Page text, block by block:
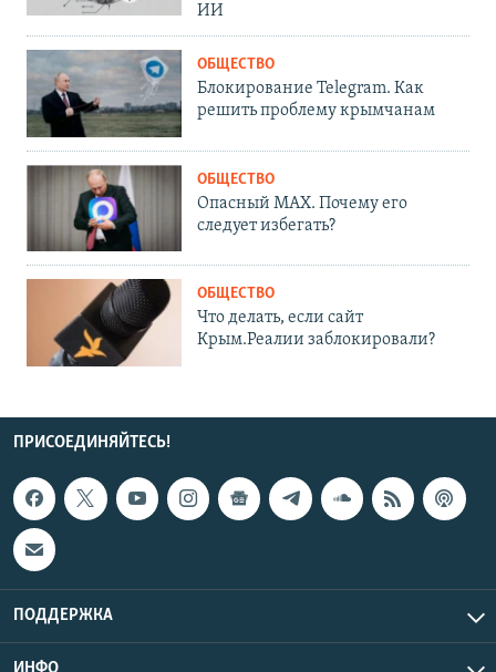
ИИ
ОБЩЕСТВО
Блокирование Telegram. Как
решить проблему крымчанам
ОБЩЕСТВО
Опасный MAX. Почему его
следует избегать?
ОБЩЕСТВО
Что делать, если сайт
Крым.Реалии заблокировали?
ПРИСОЕДИНЯЙТЕСЬ!
ПОДДЕРЖКА
ИНФО